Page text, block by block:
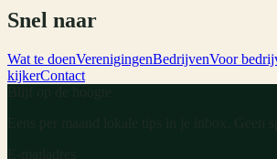
Snel naar
Wat te doenVerenigingenBedrijvenVoor
kijkerContact